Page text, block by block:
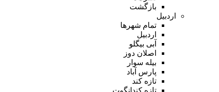
بازگشت
اردبیل
تمام شهر‌ها
اردبیل
آبی بیگلو
اصلان دوز
بیله سوار
پارس آباد
تازه کند
تازه کندانگوت